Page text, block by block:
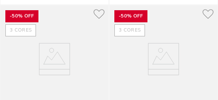
-50% OFF
3 CORES
-50% OFF
3 CORES